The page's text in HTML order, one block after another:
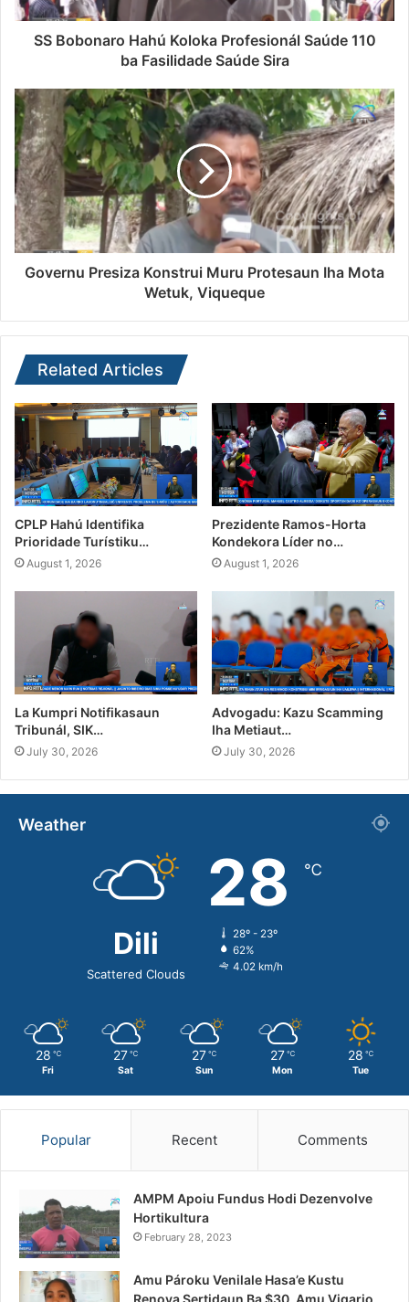
SS Bobonaro Hahú Koloka Profesionál Saúde 110
ba Fasilidade Saúde Sira
Governu Presiza Konstrui Muru Protesaun Iha Mota
Wetuk, Viqueque
Related Articles
CPLP Hahú Identifika
Prioridade Turístiku…
August 1, 2026
Prezidente Ramos-Horta
Kondekora Líder no…
August 1, 2026
La Kumpri Notifikasaun
Tribunál, SIK…
July 30, 2026
Advogadu: Kazu Scamming
Iha Metiaut…
July 30, 2026
Weather
Dili
Scattered Clouds
28 ℃
28º - 23º
62%
4.02 km/h
28 ℃
Fri
27 ℃
Sat
27 ℃
Sun
27 ℃
Mon
28 ℃
Tue
Popular Recent Comments
AMPM Apoiu Fundus Hodi Dezenvolve
Hortikultura
February 28, 2023
Amu Pároku Venilale Hasa’e Kustu
Renova Sertidaun Ba $30, Amu Vigario